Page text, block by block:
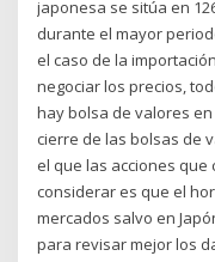
japonesa se sitúa en
durante el mayor
el caso de la
negociar los precios,
hay bolsa de valores
cierre de las bolsas de
el que las acciones
considerar es que el
mercados salvo en
para revisar mejor los